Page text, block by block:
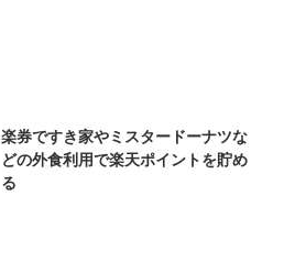
楽券ですき家やミスタードーナツな
どの外食利用で楽天ポイントを貯め
る